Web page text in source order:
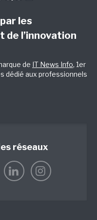
les
de l’innovation
de IT News Info, 1er
dédié aux professionnels
réseaux